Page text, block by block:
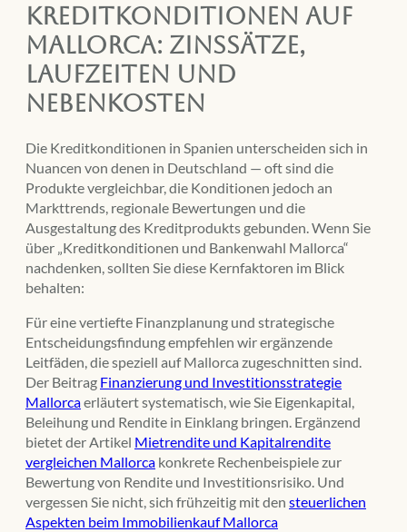
Kreditkonditionen auf
Mallorca: Zinssätze,
Laufzeiten und
Nebenkosten
Die Kreditkonditionen in Spanien unterscheiden sich in
Nuancen von denen in Deutschland — oft sind die
Produkte vergleichbar, die Konditionen jedoch an
Markttrends, regionale Bewertungen und die
Ausgestaltung des Kreditprodukts gebunden. Wenn Sie
über „Kreditkonditionen und Bankenwahl Mallorca“
nachdenken, sollten Sie diese Kernfaktoren im Blick
behalten:
Für eine vertiefte Finanzplanung und strategische
Entscheidungsfindung empfehlen wir ergänzende
Leitfäden, die speziell auf Mallorca zugeschnitten sind.
Der Beitrag Finanzierung und Investitionsstrategie
Mallorcaerläutert systematisch, wie Sie Eigenkapital,
Beleihung und Rendite in Einklang bringen. Ergänzend
bietet der Artikel Mietrendite und Kapitalrendite
vergleichen Mallorca konkrete Rechenbeispiele zur
Bewertung von Rendite und Investitionsrisiko. Und
vergessen Sie nicht, sich frühzeitig mit den steuerlichen
Aspekten beim Immobilienkauf Mallorca